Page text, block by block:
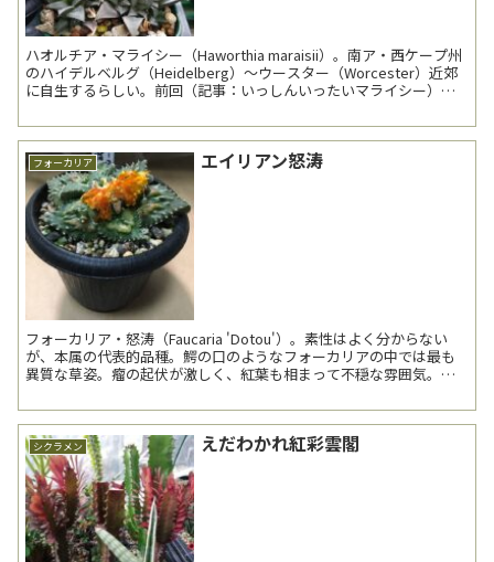
ハオルチア・マライシー（Haworthia maraisii）。南ア・西ケープ州
のハイデルベルグ（Heidelberg）～ウースター（Worcester）近郊
に自生するらしい。前回（記事：いっしんいったいマライシー）よ
フォーカリア エイリアン怒涛
フォーカリア・怒涛（Faucaria 'Dotou'）。素性はよく分からない
が、本属の代表的品種。鰐の口のようなフォーカリアの中では最も
異質な草姿。瘤の起伏が激しく、紅葉も相まって不穏な雰囲気。先
シクラメン えだわかれ紅彩雲閣